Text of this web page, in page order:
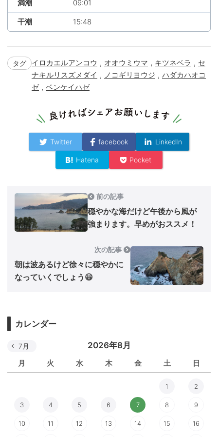
満潮 09:01
干潮 15:48
タグ イロカエルアンコウ , オオウミウマ , キツネベラ , セ
ナキルリスズメダイ , ノコギリヨウジ , ハダカハオコ
ゼ, ベンケイハゼ
Twitter facebook LinkedIn
Hatena Pocket
前の記事
穏やかな海だけど午後から風が
強まります。早めがおススメ！
次の記事
朝は波あるけど徐々に穏やかに
なっていくでしょう😃
カレンダー
2026年8月
月 火 水 木 金 土 日
7月
1 2
3 4 5 6 7 8 9
10 11 12 13 14 15 16